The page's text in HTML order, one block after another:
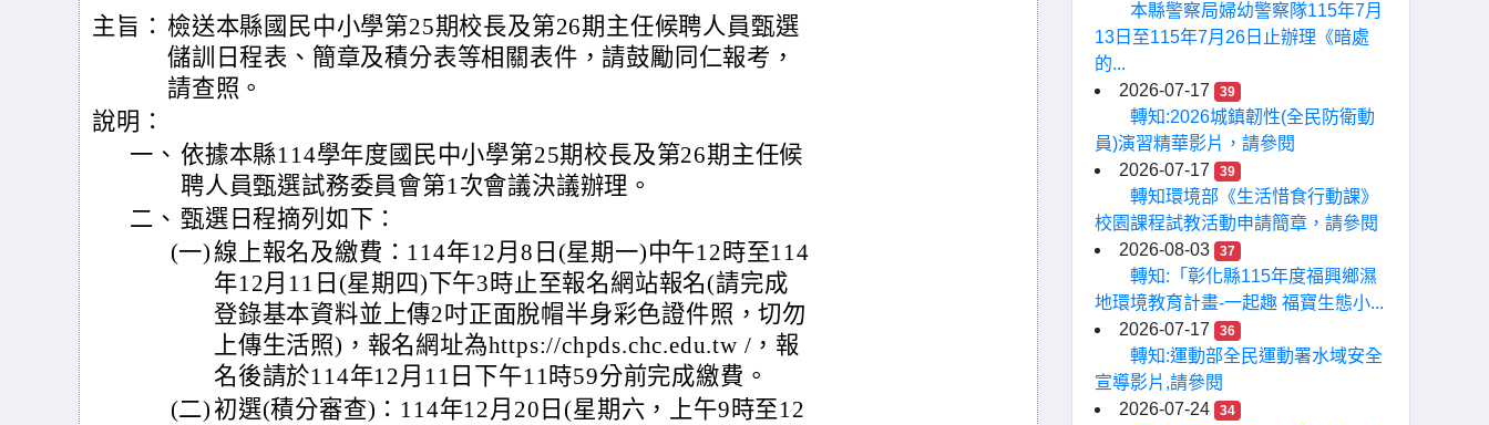
主旨： 檢送本縣國民中小學第25期校長及第26期主任候聘人員甄選
儲訓日程表、簡章及積分表等相關表件，請鼓勵同仁報考，
請查照。
說明：
一、 依據本縣114學年度國民中小學第25期校長及第26期主任候
聘人員甄選試務委員會第1次會議決議辦理。
二、 甄選日程摘列如下：
(一)線上報名及繳費：114年12月8日(星期一)中午12時至114
年12月11日(星期四)下午3時止至報名網站報名(請完成
登錄基本資料並上傳2吋正面脫帽半身彩色證件照，切勿
上傳生活照)，報名網址為https://chpds.chc.edu.tw /，報
名後請於114年12月11日下午11時59分前完成繳費。
(二) 初選(積分審查)：114年12月20日(星期六，上午9時至12
本縣警察局婦幼警察隊115年7月
13日至115年7月26日止辦理《暗處
的...
2026-07-17
39
轉知:2026城鎮韌性(全民防衛動
員)演習精華影片，請參閱
2026-07-17
39
轉知環境部《生活惜食行動課》
校園課程試教活動申請簡章，請參閱
2026-08-03
37
轉知:「彰化縣115年度福興鄉濕
地環境教育計畫-一起趣 福寶生態小...
2026-07-17
36
轉知:運動部全民運動署水域安全
宣導影片,請參閱
2026-07-24
34